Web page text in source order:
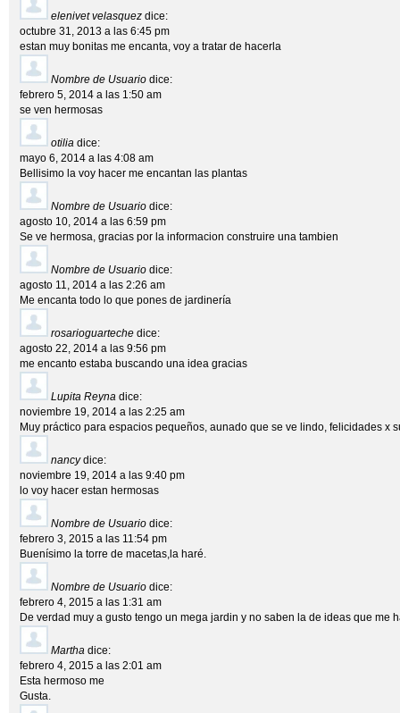
elenivet velasquez dice:
octubre 31, 2013 a las 6:45 pm
estan muy bonitas me encanta, voy a tratar de hacerla
Nombre de Usuario dice:
febrero 5, 2014 a las 1:50 am
se ven hermosas
otilia dice:
mayo 6, 2014 a las 4:08 am
Bellisimo la voy hacer me encantan las plantas
Nombre de Usuario dice:
agosto 10, 2014 a las 6:59 pm
Se ve hermosa, gracias por la informacion construire una tambien
Nombre de Usuario dice:
agosto 11, 2014 a las 2:26 am
Me encanta todo lo que pones de jardinería
rosarioguarteche dice:
agosto 22, 2014 a las 9:56 pm
me encanto estaba buscando una idea gracias
Lupita Reyna dice:
noviembre 19, 2014 a las 2:25 am
Muy práctico para espacios pequeños, aunado que se ve lindo, felicidades x
nancy dice:
noviembre 19, 2014 a las 9:40 pm
lo voy hacer estan hermosas
Nombre de Usuario dice:
febrero 3, 2015 a las 11:54 pm
Buenísimo la torre de macetas,la haré.
Nombre de Usuario dice:
febrero 4, 2015 a las 1:31 am
De verdad muy a gusto tengo un mega jardin y no saben la de ideas que me
Martha dice:
febrero 4, 2015 a las 2:01 am
Esta hermoso me
Gusta.